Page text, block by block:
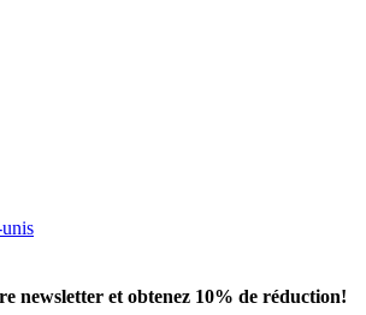
newsletter et obtenez 10% de réduction!